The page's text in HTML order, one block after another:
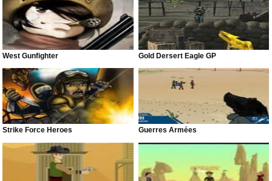
West Gunfighter Gold Dersert Eagle GP
Strike Force Heroes Guerres Armées